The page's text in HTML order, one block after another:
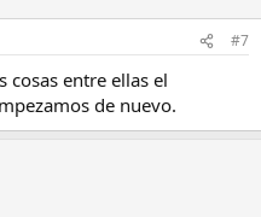
#7
cosas entre ellas el
de nuevo.